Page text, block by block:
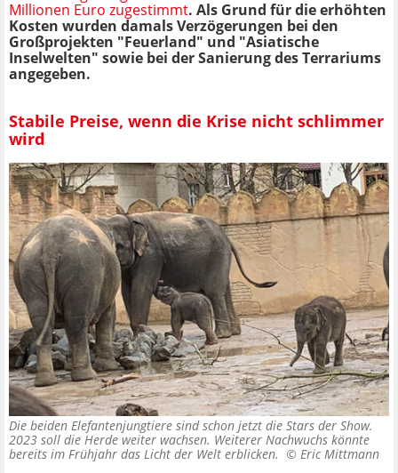
Millionen Euro zugestimmt. Als Grund für die erhöhten
Kosten wurden damals Verzögerungen bei den
Großprojekten "Feuerland" und "Asiatische
Inselwelten" sowie bei der Sanierung des Terrariums
angegeben.
Stabile Preise, wenn die Krise nicht schlimmer
wird
Die beiden Elefantenjungtiere sind schon jetzt die Stars der Show.
2023 soll die Herde weiter wachsen. Weiterer Nachwuchs könnte
bereits im Frühjahr das Licht der Welt erblicken. © Eric Mittmann